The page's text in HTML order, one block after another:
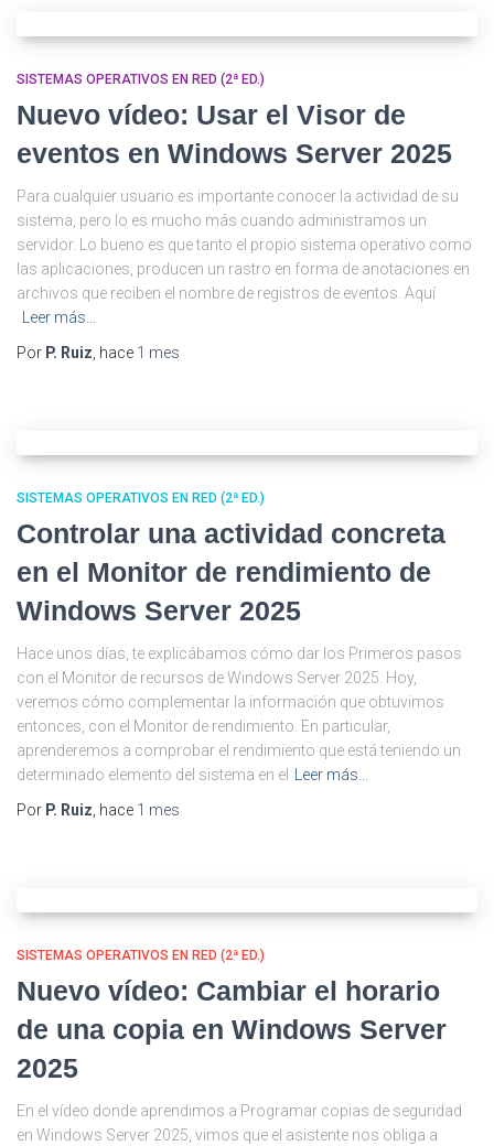
SISTEMAS OPERATIVOS EN RED (2ª ED.)
Nuevo vídeo: Usar el Visor de
eventos en Windows Server 2025
Para cualquier usuario es importante conocer la actividad de su
sistema, pero lo es mucho más cuando administramos un
servidor. Lo bueno es que tanto el propio sistema operativo como
las aplicaciones, producen un rastro en forma de anotaciones en
archivos que reciben el nombre de registros de eventos. Aquí
Leer más…
Por P. Ruiz, hace 1 mes
SISTEMAS OPERATIVOS EN RED (2ª ED.)
Controlar una actividad concreta
en el Monitor de rendimiento de
Windows Server 2025
Hace unos días, te explicábamos cómo dar los Primeros pasos
con el Monitor de recursos de Windows Server 2025. Hoy,
veremos cómo complementar la información que obtuvimos
entonces, con el Monitor de rendimiento. En particular,
aprenderemos a comprobar el rendimiento que está teniendo un
determinado elemento del sistema en el Leer más…
Por P. Ruiz, hace 1 mes
SISTEMAS OPERATIVOS EN RED (2ª ED.)
Nuevo vídeo: Cambiar el horario
de una copia en Windows Server
2025
En el vídeo donde aprendimos a Programar copias de seguridad
en Windows Server 2025, vimos que el asistente nos obliga a